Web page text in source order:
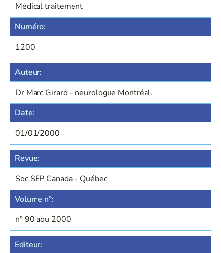
Médical traitement
Numéro:
1200
Auteur:
Dr Marc Girard - neurologue Montréal.
Date:
01/01/2000
Revue:
Soc SEP Canada - Québec
Volume n°:
n° 90 aou 2000
Editeur: